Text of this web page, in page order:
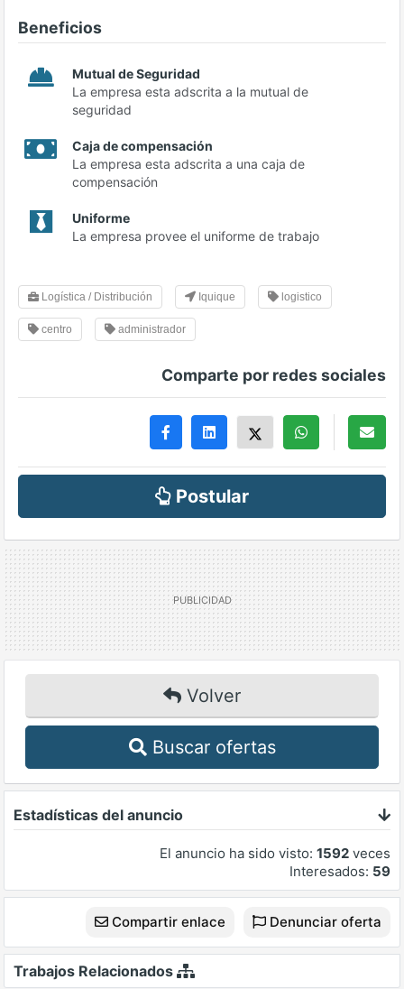
Beneficios
Mutual de Seguridad
La empresa esta adscrita a la mutual de
seguridad
Caja de compensación
La empresa esta adscrita a una caja de
compensación
Uniforme
La empresa provee el uniforme de trabajo
Logística / Distribución Iquique logistico
centro administrador
Comparte por redes sociales
Postular
Volver
Buscar ofertas
Estadísticas del anuncio
El anuncio ha sido visto: 1592 veces
Interesados: 59
Compartir enlace Denunciar oferta
Trabajos Relacionados